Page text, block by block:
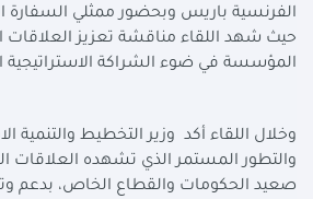
الفرنسية باريس وبحضور ممثلي السفارة
حيث شهد اللقاء مناقشة تعزيز العلاقات
المؤسسة في ضوء الشراكة الاستراتيجية
وخلال اللقاء أكد وزير التخطيط والتنمية
والتطور المستمر الذي تشهده العلاقات
صعيد الحكومات والقطاع الخاص، بدعم